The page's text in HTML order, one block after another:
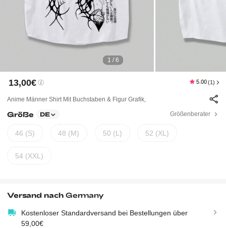
1 / 6
13,00€ 5.00 (1)
Anime Männer Shirt Mit Buchstaben & Figur Grafik,
Größe DE Größenberater
46 (S) 48 (M) 50 (L) 52 (XL)
54 (XXL)
Versand nachGermany
Kostenloser Standardversand bei Bestellungen über
59,00€